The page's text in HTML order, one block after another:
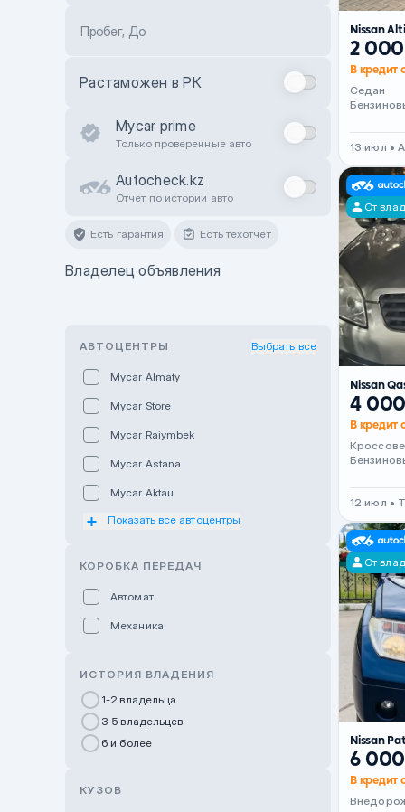
Пробег, До
Растаможен в РК
Mycar prime
Только проверенные авто
Autocheck.kz
Отчет по истории авто
Есть гарантия Есть техотчёт
Владелец объявления
АВТОЦЕНТРЫ Выбрать все
Mycar Almaty
Mycar Store
Mycar Raiymbek
Mycar Astana
Mycar Aktau
Mycar Uralsk
GWM Nurly Zhol
Chery Astana
Показать все автоцентры
КОРОБКА ПЕРЕДАЧ
Автомат
Механика
ИСТОРИЯ ВЛАДЕНИЯ
1-2 владельца
3-5 владельцев
6 и более
КУЗОВ
Nissan
2
В кредит
Седан
13 июл •
От
Nissan
4
В кредит
12 июл •
От
Nissan
6
В кредит